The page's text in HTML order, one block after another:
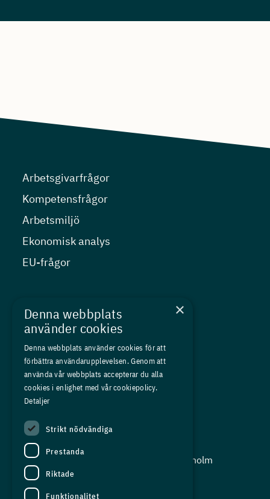
Arbetsgivarfrågor
Kompetensfrågor
Arbetsmiljö
Ekonomisk analys
EU-frågor
Kurser
Medlemskap
Om oss
Press
In English
Adress:
Storgatan 19, Box 5501, 114 85 Stockholm
Organisationsnummer:
556625 - 8389
×
Denna webbplats
använder cookies
Denna webbplats använder cookies för att
förbättra användarupplevelsen. Genom att
använda vår webbplats accepterar du alla
cookies i enlighet med vår cookiepolicy.
Detaljer
Strikt nödvändiga
Prestanda
Riktade
Funktionalitet